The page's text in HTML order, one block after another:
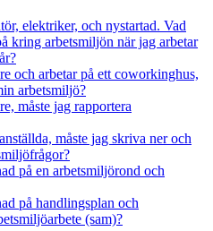
elektriker, och nystartad. Vad
kring arbetsmiljön när jag arbetar
och arbetar på ett coworkinghus,
arbetsmiljö?
måste jag rapportera
måste jag skriva ner och
på en arbetsmiljörond och
på handlingsplan och
(sam)?